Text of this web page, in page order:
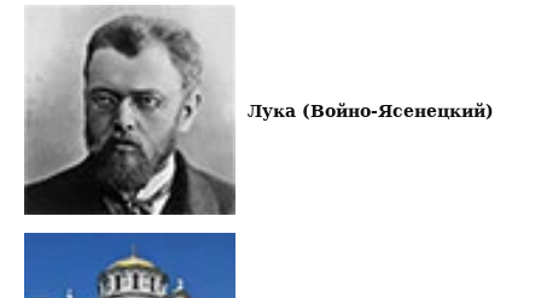
Лука (Войно-Ясенецкий)